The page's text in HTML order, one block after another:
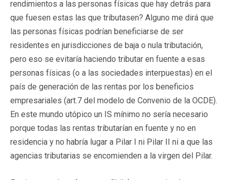
rendimientos a las personas físicas que hay detrás para
que fuesen estas las que tributasen? Alguno me dirá que
las personas físicas podrían beneficiarse de ser
residentes en jurisdicciones de baja o nula tributación,
pero eso se evitaría haciendo tributar en fuente a esas
personas físicas (o a las sociedades interpuestas) en el
país de generación de las rentas por los beneficios
empresariales (art.7 del modelo de Convenio de la OCDE).
En este mundo utópico un IS mínimo no sería necesario
porque todas las rentas tributarían en fuente y no en
residencia y no habría lugar a Pilar I ni Pilar II ni a que las
agencias tributarias se encomienden a la virgen del Pilar.